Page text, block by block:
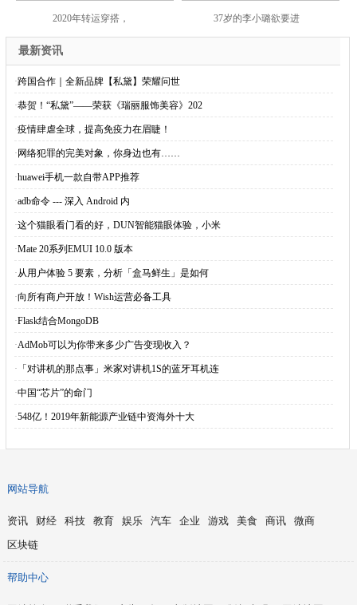
2020年转运穿搭， 37岁的李小璐欲要进
最新资讯
·跨国合作｜全新品牌【私黛】荣耀问世
·恭贺！“私黛”——荣获《瑞丽服饰美容》202
·疫情肆虐全球，提高免疫力在眉睫！
· 网络犯罪的完美对象，你身边也有……
·huawei手机一款自带APP推荐
·adb命令 --- 深入 Android 内
·这个猫眼看门看的好，DUN智能猫眼体验，小米
·Mate 20系列EMUI 10.0 版本
·从用户体验 5 要素，分析「盒马鲜生」是如何
·向所有商户开放！Wish运营必备工具
·Flask结合MongoDB
·AdMob可以为你带来多少广告变现收入？
· 「对讲机的那点事」米家对讲机1S的蓝牙耳机连
·中国“芯片”的命门
·548亿！2019年新能源产业链中资海外十大
网站导航
资讯 财经 科技 教育 娱乐 汽车 企业 游戏 美食 商讯
微商
区块链
帮助中心